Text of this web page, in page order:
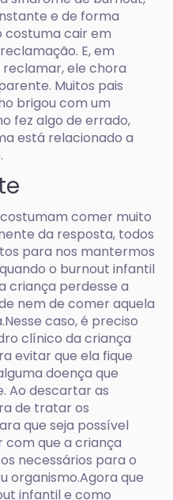
e de forma
costuma cair em
E, em
reclamar, ele chora
Muitos pais
brigou com um
fez algo de errado,
está relacionado a
comer muito
da resposta, todos
para nos mantermos
o burnout infantil
criança perdesse a
nem de comer aquela
caso, é preciso
clínico da criança
evitar que ela fique
doença que
Ao descartar as
de tratar os
que seja possível
com que a criança
necessários para o
organismo.Agora que
infantil e como